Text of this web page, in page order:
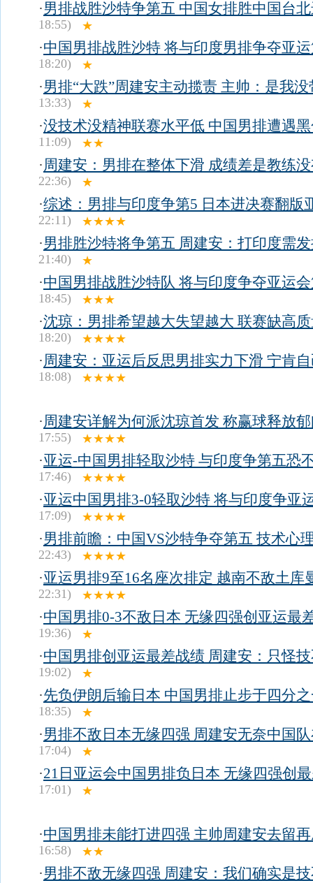
·男排战胜沙特争第五 中国女排胜中国台
18:55)
★
·中国男排战胜沙特 将与印度男排争夺亚
18:20)
★
·男排“大跌”周建安主动揽责 主帅：是我没
13:33)
★
·没技术没精神联赛水平低 中国男排遭遇黑
11:09)
★★
·周建安：男排在整体下滑 成绩差是教练
22:36)
★
·综述：男排与印度争第5 日本进决赛翻版
22:11)
★★★★
·男排胜沙特将争第五 周建安：打印度需
21:40)
★
·中国男排战胜沙特队 将与印度争夺亚运
18:45)
★★★
·沈琼：男排希望越大失望越大 联赛缺高
18:20)
★★★★
·周建安：亚运后反思男排实力下滑 宁肯
18:08)
★★★★
·周建安详解为何派沈琼首发 称赢球释放
17:55)
★★★★
·亚运-中国男排轻取沙特 与印度争第五恐
17:46)
★★★★
·亚运中国男排3-0轻取沙特 将与印度争亚
17:09)
★★★★
·男排前瞻：中国VS沙特争夺第五 技术心
22:43)
★★★★
·亚运男排9至16名座次排定 越南不敌土库
22:31)
★★★★
·中国男排0-3不敌日本 无缘四强创亚运最
19:36)
★
·中国男排创亚运最差战绩 周建安：只怪
19:02)
★
·先负伊朗后输日本 中国男排止步于四分
18:35)
★
·男排不敌日本无缘四强 周建安无奈中国
17:04)
★
·21日亚运会中国男排负日本 无缘四强创
17:01)
★
·中国男排未能打进四强 主帅周建安去留
16:58)
★★
·男排不敌无缘四强 周建安：我们确实是